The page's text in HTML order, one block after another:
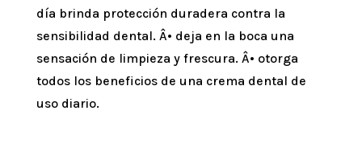
día brinda protección duradera contra la
sensibilidad dental. Â• deja en la boca una
sensación de limpieza y frescura. Â• otorga
todos los beneficios de una crema dental de
uso diario.